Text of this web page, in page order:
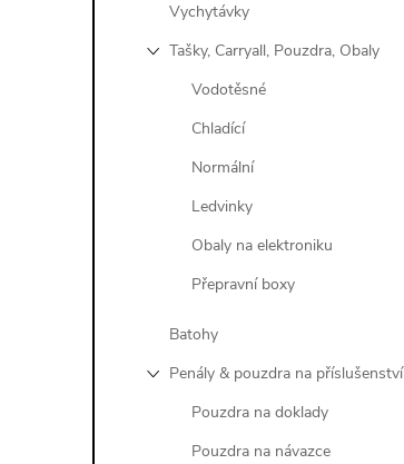
Vychytávky
Tašky, Carryall, Pouzdra, Obaly
Vodotěsné
Chladící
Normální
Ledvinky
Obaly na elektroniku
Přepravní boxy
Batohy
Penály & pouzdra na příslušenství
Pouzdra na doklady
Pouzdra na návazce